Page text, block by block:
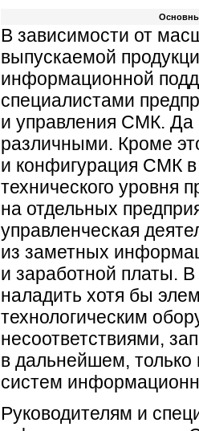
В зависимости от
выпускаемой
информационной
специалистами
и управления СМК. Да
различными. Кроме
и конфигурация СМК в
технического уровня
на отдельных
управленческая
из заметных
и заработной платы.
наладить хотя бы
технологическим
несоответствиями,
в дальнейшем,
систем
Руководителям и